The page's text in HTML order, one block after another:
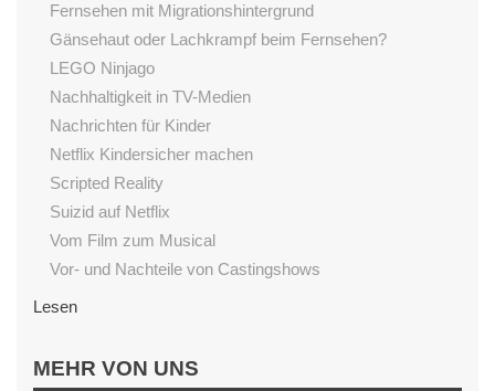
Fernsehen mit Migrationshintergrund
Gänsehaut oder Lachkrampf beim Fernsehen?
LEGO Ninjago
Nachhaltigkeit in TV-Medien
Nachrichten für Kinder
Netflix Kindersicher machen
Scripted Reality
Suizid auf Netflix
Vom Film zum Musical
Vor- und Nachteile von Castingshows
Lesen
Einfluss von Vorlesen
MEHR VON UNS